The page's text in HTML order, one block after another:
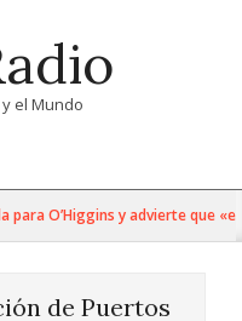
el Mundo
O’Higgins y advierte que «el
de Puertos